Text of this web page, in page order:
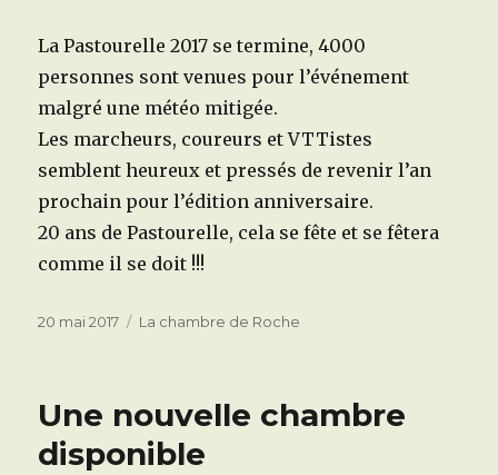
La Pastourelle 2017 se termine, 4000
personnes sont venues pour l’événement
malgré une météo mitigée.
Les marcheurs, coureurs et VTTistes
semblent heureux et pressés de revenir l’an
prochain pour l’édition anniversaire.
20 ans de Pastourelle, cela se fête et se fêtera
comme il se doit !!!
Publié
20 mai 2017 Catégories
La chambre de Roche
Une nouvelle chambre
disponible